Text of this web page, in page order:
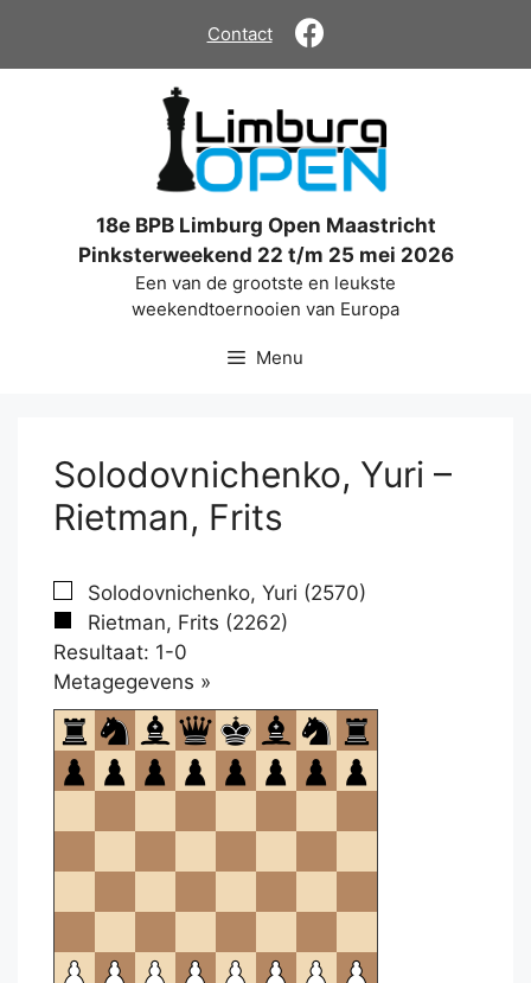
de
Contact
18e BPB Limburg Open Maastricht
Pinksterweekend 22 t/m 25 mei 2026
Een van de grootste en leukste
weekendtoernooien van Europa
Menu
Solodovnichenko, Yuri –
Rietman, Frits
Solodovnichenko, Yuri (2570)
Rietman, Frits (2262)
Resultaat: 1-0
Metagegevens »
om
te
openen.